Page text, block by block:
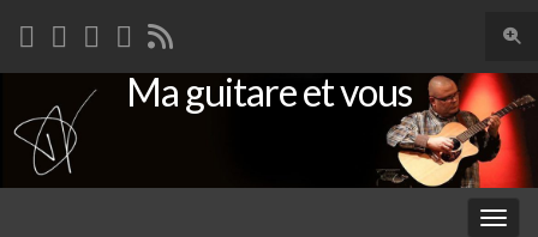
Search for:
Ma guitare et vous